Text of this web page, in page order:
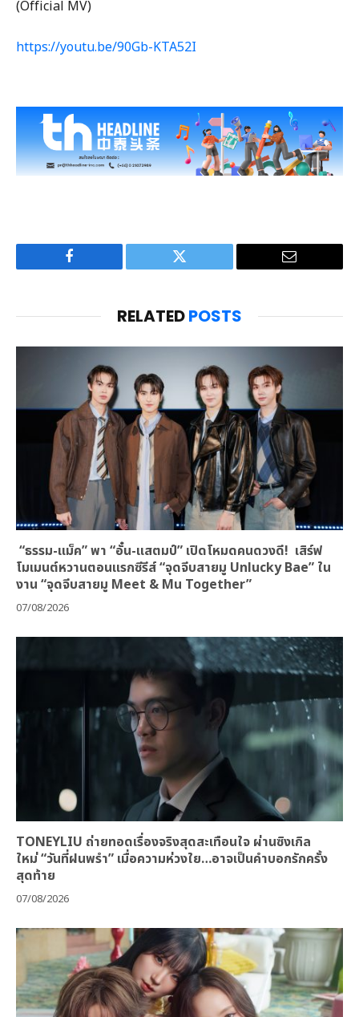
(Official MV)
https://youtu.be/90Gb-KTA52I
Facebook Twitter Email
RELATEDPOSTS
“ธรรม-แม็ค” พา “อั๋น-แสตมป์” เปิดโหมดคนดวงดี! เสิร์ฟ
โมเมนต์หวานตอนแรกซีรีส์ “จุดจีบสายมู Unlucky Bae” ใน
งาน “จุดจีบสายมู Meet & Mu Together”
07/08/2026
TONEYLIU ถ่ายทอดเรื่องจริงสุดสะเทือนใจ ผ่านซิงเกิล
ใหม่ “วันที่ฝนพรำ” เมื่อความห่วงใย…อาจเป็นคำบอกรักครั้ง
สุดท้าย
07/08/2026